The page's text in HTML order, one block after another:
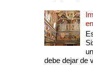
debe dejar de